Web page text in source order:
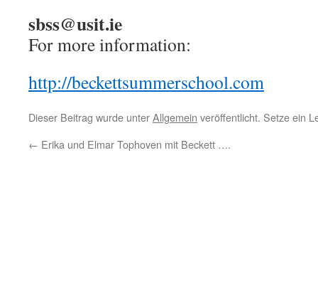
sbss@usit.ie
For more information:
http://beckettsummerschool.com
Dieser Beitrag wurde unterAllgemein veröffentlicht. Setze ein
← Erika und Elmar Tophoven mit Beckett ….